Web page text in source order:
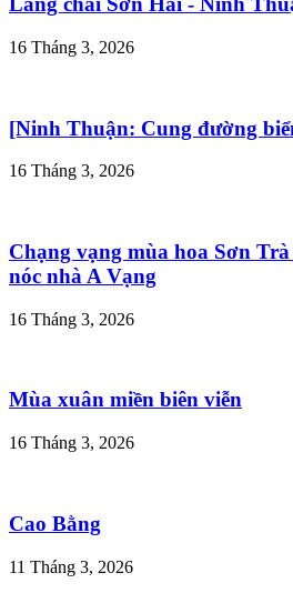
16 Tháng 3, 2026
[Ninh Thuận: Cung đường
16 Tháng 3, 2026
Chạng vạng mùa hoa Sơn
nóc nhà A Vạng
16 Tháng 3, 2026
Mùa xuân miền biên viễn
16 Tháng 3, 2026
Cao Bằng
11 Tháng 3, 2026